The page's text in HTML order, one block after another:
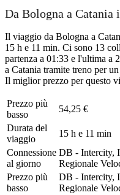
Da Bologna a Catania
Il viaggio da Bologna a
15 h e 11 min. Ci sono 13
partenza a 01:33 e l'ultima a
a Catania tramite treno per
Il miglior prezzo per questo
Prezzo più
basso
54,25 €
Durata del
viaggio
15 h e 11 min
Connessione
al giorno
DB - Intercity,
Regionale
Prezzo più
basso
DB - Intercity,
Regionale